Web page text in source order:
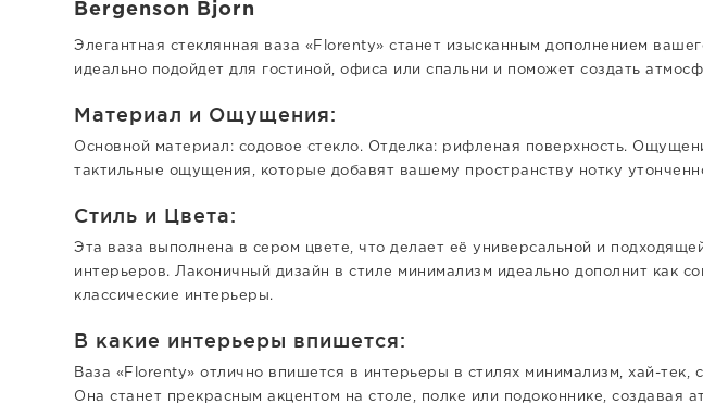
Bergenson Bjorn
Элегантная стеклянная ваза «Florenty» станет изысканным дополнением
идеально подойдет для гостиной, офиса или спальни и поможет создать
Материал и Ощущения:
Основной материал: содовое стекло. Отделка: рифленая поверхность.
тактильные ощущения, которые добавят вашему пространству нотку
Стиль и Цвета:
Эта ваза выполнена в сером цвете, что делает её универсальной и
интерьеров. Лаконичный дизайн в стиле минимализм идеально дополнит как
классические интерьеры.
В какие интерьеры впишется:
Ваза «Florenty» отлично впишется в интерьеры в стилях минимализм, хай-тек,
Она станет прекрасным акцентом на столе, полке или подоконнике, создавая